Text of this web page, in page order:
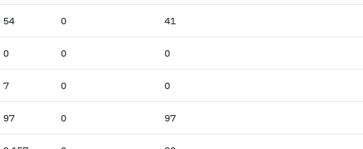
54 0 41
0 0 0
7 0 0
97 0 97